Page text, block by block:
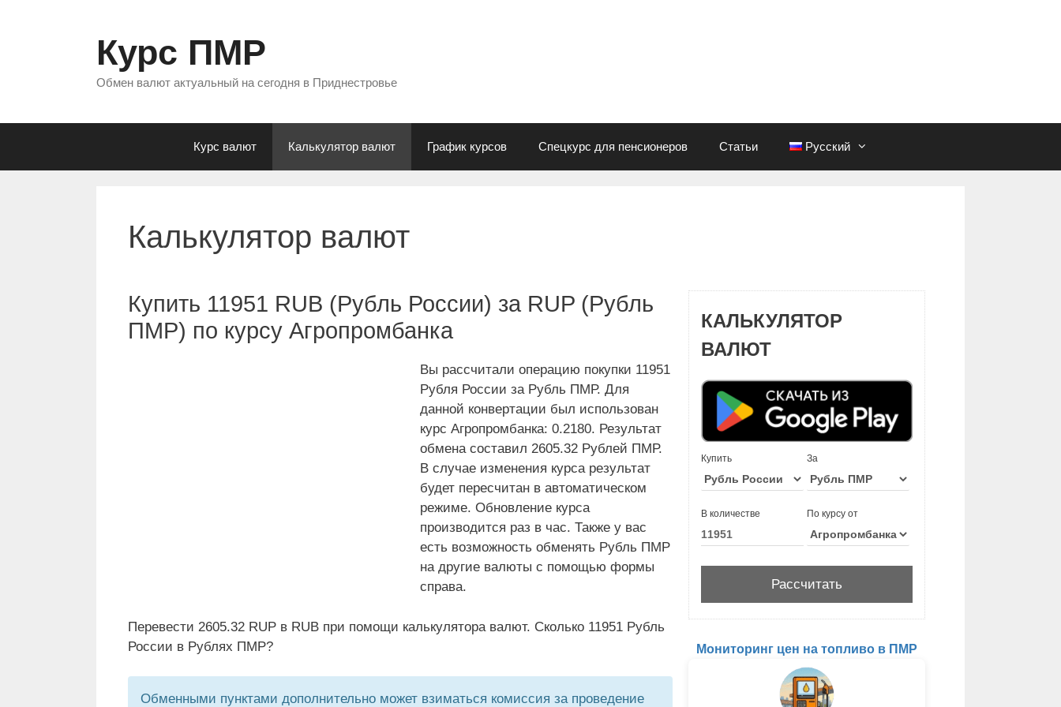
Курс ПМР
Обмен валют актуальный на сегодня в Приднестровье
Курс валют Калькулятор валют График курсов Спецкурс для пенсионеров Статьи Русский
Калькулятор валют
Купить 11951 RUB (Рубль России) за RUP (Рубль
ПМР) по курсу Агропромбанка
Вы рассчитали операцию покупки 11951
Рубля России за Рубль ПМР. Для
данной конвертации был использован
курс Агропромбанка: 0.2180. Результат
обмена составил 2605.32 Рублей ПМР.
В случае изменения курса результат
будет пересчитан в автоматическом
режиме. Обновление курса
производится раз в час. Также у вас
есть возможность обменять Рубль ПМР
на другие валюты с помощью формы
справа.
Перевести 2605.32 RUP в RUB при помощи калькулятора валют. Сколько 11951 Рубль
России в Рублях ПМР?
Обменными пунктами дополнительно может взиматься комиссия за проведение
КАЛЬКУЛЯТОР
ВАЛЮТ
Купить За
В количестве По курсу от
Мониторинг цен на топливо в ПМР